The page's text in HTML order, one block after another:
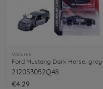
Voitures
Ford Mustang Dark Horse, grey
212053052Q48
€4.29